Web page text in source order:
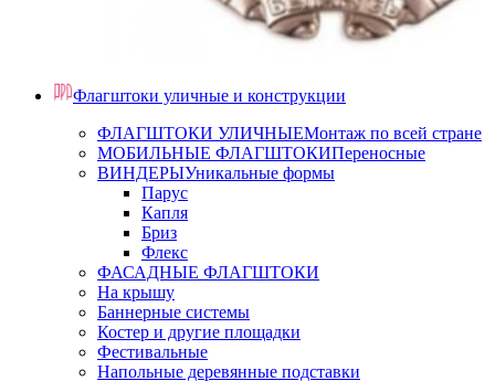
Флагштоки уличные и конструкции
ФЛАГШТОКИ УЛИЧНЫЕМонтаж по всей стране
МОБИЛЬНЫЕ ФЛАГШТОКИПереносные
ВИНДЕРЫУникальные формы
Парус
Капля
Бриз
Флекс
ФАСАДНЫЕ ФЛАГШТОКИ
На крышу
Баннерные системы
Костер и другие площадки
Фестивальные
Напольные деревянные подставки